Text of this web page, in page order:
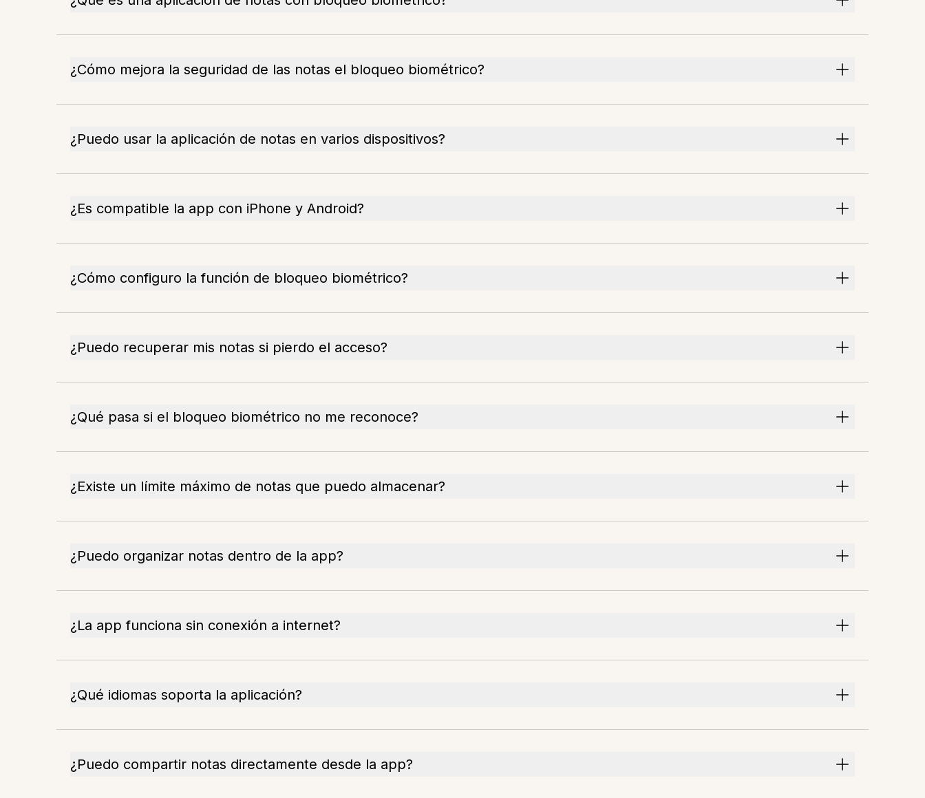
¿Cómo mejora la seguridad de las notas el bloqueo biométrico?
¿Puedo usar la aplicación de notas en varios dispositivos?
¿Es compatible la app con iPhone y Android?
¿Cómo configuro la función de bloqueo biométrico?
¿Puedo recuperar mis notas si pierdo el acceso?
¿Qué pasa si el bloqueo biométrico no me reconoce?
¿Existe un límite máximo de notas que puedo almacenar?
¿Puedo organizar notas dentro de la app?
¿La app funciona sin conexión a internet?
¿Qué idiomas soporta la aplicación?
¿Puedo compartir notas directamente desde la app?